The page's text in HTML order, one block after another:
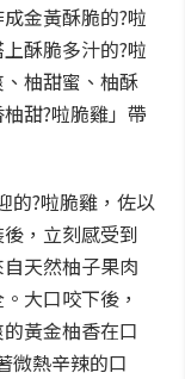
金黃酥脆的?啦
酥脆多汁的?啦
柚甜蜜、柚酥
甜?啦脆雞」帶
的?啦脆雞，佐以
，立刻感受到
天然柚子果肉
大口咬下後，
黃金柚香在口
微熱辛辣的口